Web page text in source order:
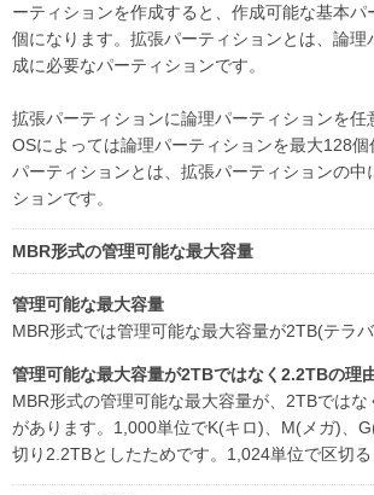
ーティションを作成すると、作成可能な基本パ
個になります。拡張パーティションとは、論理
成に必要なパーティションです。
拡張パーティションに論理パーティションを任
OSによっては論理パーティションを最大128
パーティションとは、拡張パーティションの中
ションです。
MBR形式の管理可能な最大容量
管理可能な最大容量
MBR形式では管理可能な最大容量が2TB(テラバ
管理可能な最大容量が2TBではなく2.2TBの理
MBR形式の管理可能な最大容量が、2TBでは
があります。1,000単位でK(キロ)、M(メガ)、
切り2.2TBとしたためです。1,024単位で区切る